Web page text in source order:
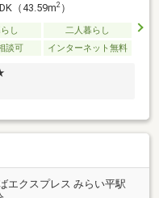
（43.59m2）
し
二人暮らし
談可 インターネット無料
エクスプレス みらい平駅